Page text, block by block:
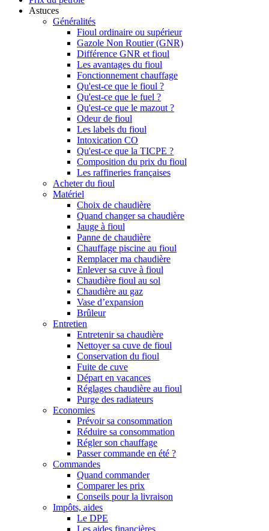
Astuces
Généralités
Fioul ordinaire ou supérieur
Gazole Non Routier (GNR)
Différence GNR et fioul
Les avantages du fioul
Fonctionnement chauffage
Qu'est-ce que le fioul ?
Qu'est-ce que le fuel ?
Qu'est-ce que le mazout ?
Odeur de fioul
Les labels du fioul
Intoxication CO
Qu'est-ce que la TICPE ?
Composition du prix du fioul
Les raffineries françaises
Acheter du fioul
Matériel
Choix de chaudière
Quand changer sa chaudière
Jauge à fioul
Panne de chaudière
Chauffage piscine au fioul
Remplacer ma chaudière
Enlever sa cuve à fioul
Chaudière fioul au sol
Chaudière au gaz
Vase d’expansion
Brûleur
Entretien
Entretenir sa chaudière
Nettoyer sa cuve de fioul
Conservation du fioul
Fuite de cuve
Départ en vacances
Réglages chaudière au fioul
Purge des radiateurs
Economies
Prévoir sa consommation
Réduire sa consommation
Régler son chauffage
Passer commande en été ?
Commandes
Quand commander
Comparer les prix
Conseils pour la livraison
Impôts, aides
Le DPE
Les aides financières